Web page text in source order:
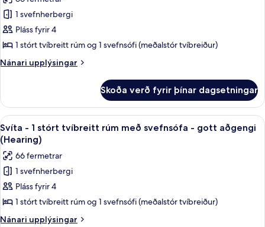
(Hearing)
gott
aðgengi
-
eldhúskrókur
fyrir
Svíta
-
1
stórt
með
svefnsófa
-
eldhús
(Roll-
In
Shower,
Hearing)
1 svefnherbergi
Pláss fyrir 4
1 stórt tvíbreitt rúm og 1 svefnsófi (meðalstór tvíbreiður)
Nánari upplýsingar
Nánari
-
stórt
tvíbreitt
rúm
með
svefnsófa
eldhús
(Roll-
Shower,
Skoða verð fyrir þínar dagsetningar
Skoða
allar
myndir
fyrir
Svíta
-
1
stórt
Rúmföt af bestu gerð, dúnsængur,
11
Svíta - 1 stórt tvíbreitt rúm með svefnsófa - gott aðgengi
(Hearing)
66 fermetrar
1 svefnherbergi
Pláss fyrir 4
1 stórt tvíbreitt rúm og 1 svefnsófi (meðalstór tvíbreiður)
Nánari upplýsingar
Nánari